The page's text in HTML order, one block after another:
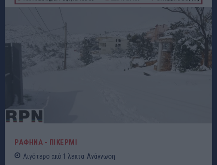
ΡΑΦΗΝΑ - ΠΙΚΕΡΜΙ
Λιγότερο από 1 λεπτα Ανάγνωση